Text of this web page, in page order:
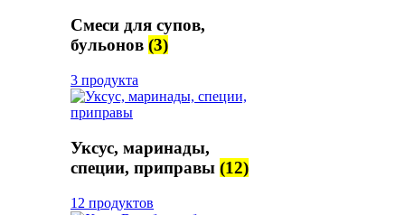
Смеси для супов,
бульонов (3)
3 продукта
Уксус, маринады,
специи, приправы (12)
12 продуктов